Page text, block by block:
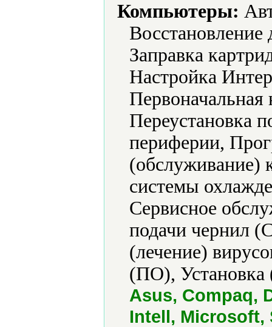
Компьютеры:
Заправка
Настройка
Переустановка
периферии,
(обслуживание)
системы
Сервисное
подачи чернил
(лечение)
(ПО), Установка
Asus, Compaq,
Intell, Microsoft,